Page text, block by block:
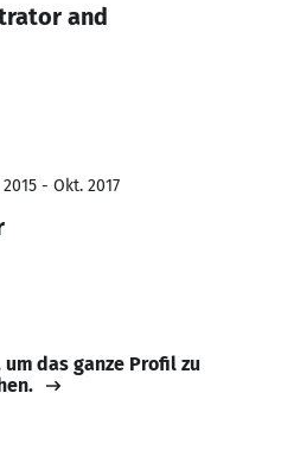
and
- Okt. 2017
um das ganze Profil zu